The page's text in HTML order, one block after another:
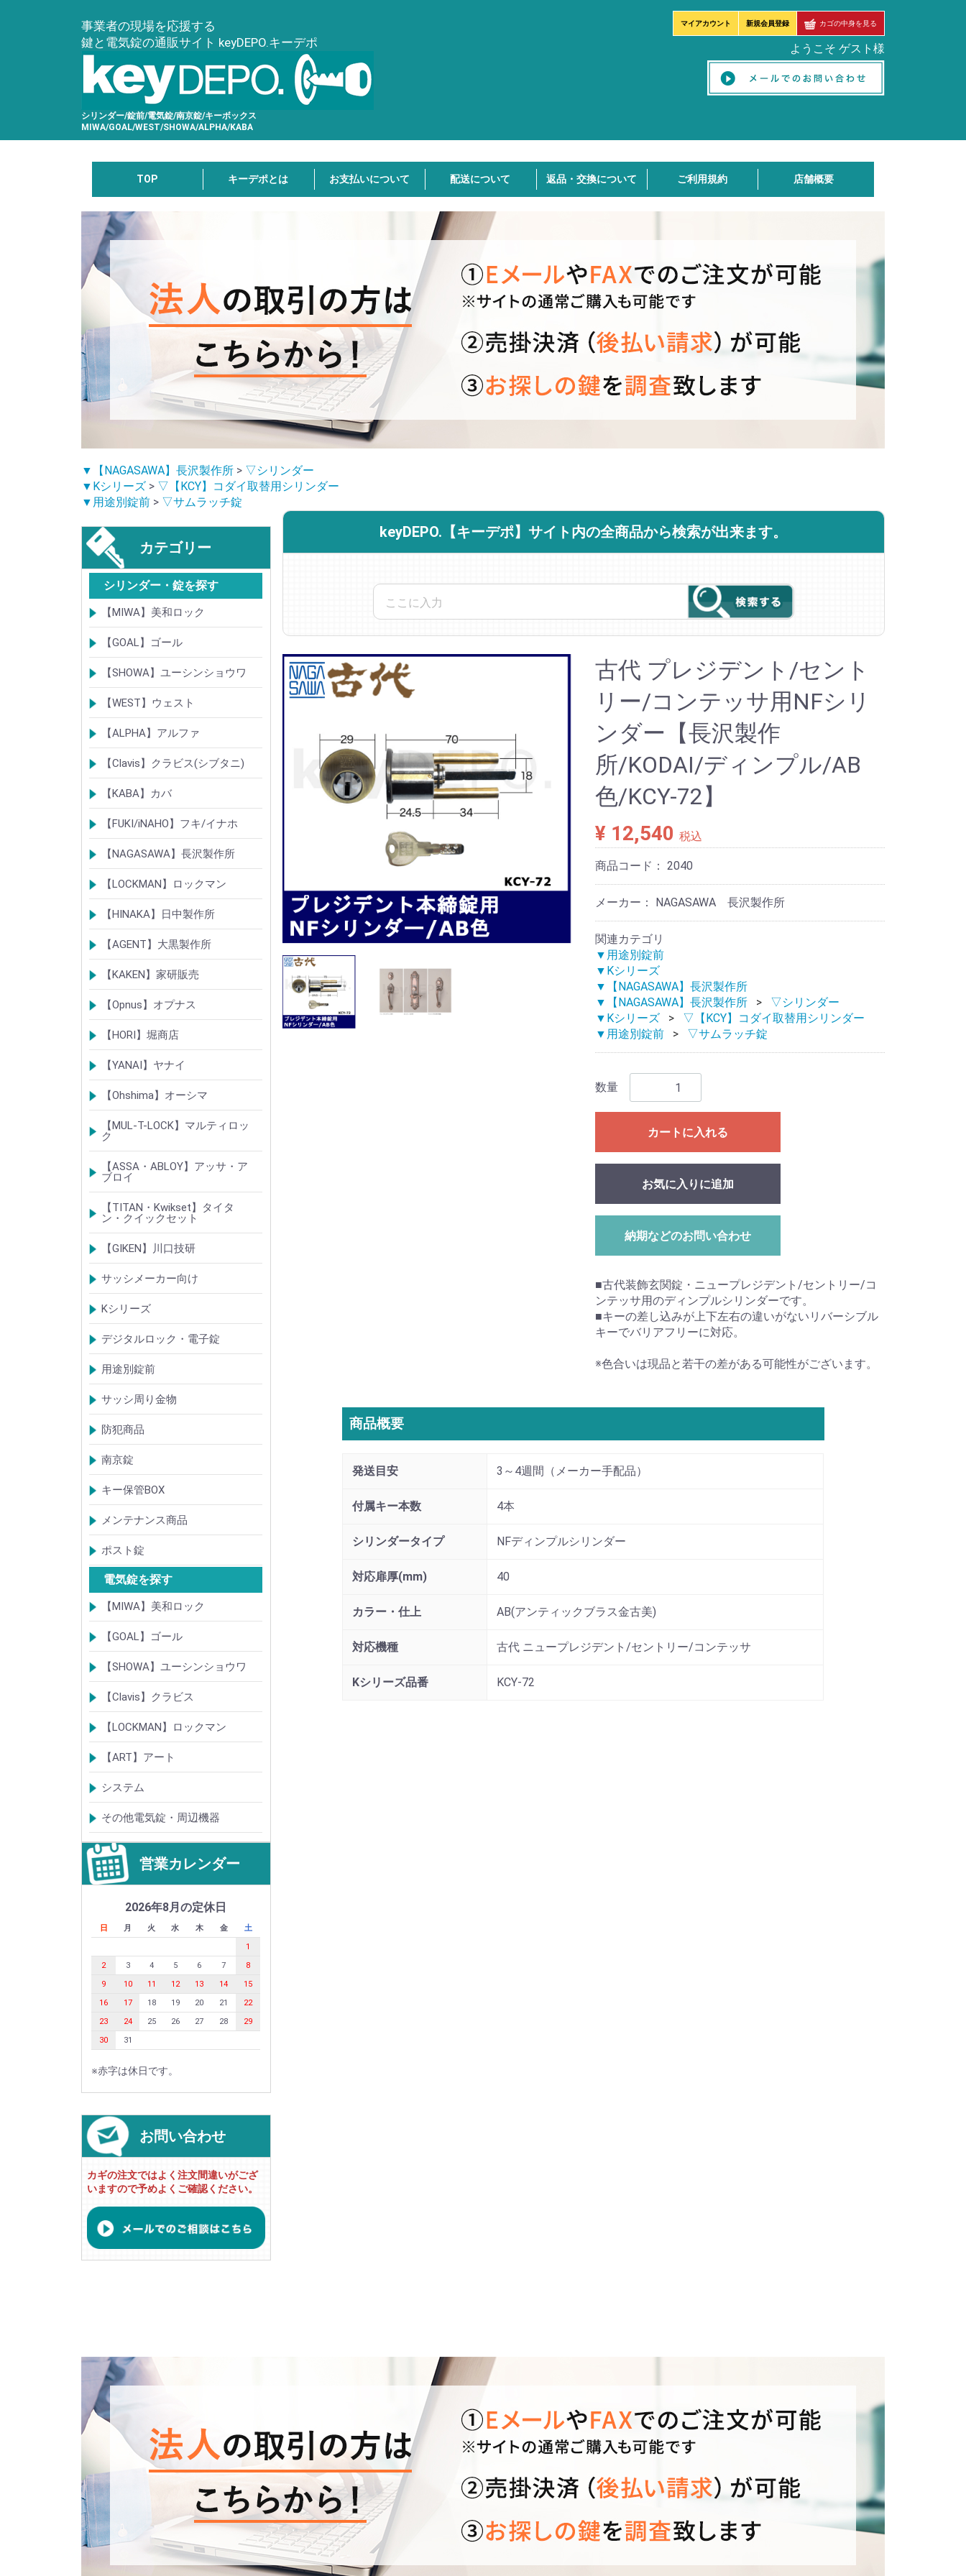
事業者の現場を応援する
鍵と電気錠の通販サイト keyDEPO.キーデポ
シリンダー/錠前/電気錠/南京錠/キーボックス
MIWA/GOAL/WEST/SHOWA/ALPHA/KABA
マイアカウント 新規会員登録 カゴの中身を見る
ようこそ ゲスト様
TOP キーデポとは お支払いについて 配送について 返品・交換について ご利用規約 店舗概要
▼【NAGASAWA】長沢製作所 > ▽シリンダー
▼Kシリーズ > ▽【KCY】コダイ取替用シリンダー
▼用途別錠前 > ▽サムラッチ錠
カテゴリー
シリンダー・錠を探す
【MIWA】美和ロック
シリンダー
レバーハンドル錠
ケースロック
モノロック
本締錠
引戸錠
引違戸錠
ガラス扉錠
補助錠
グレモン錠
自動施錠錠
面付錠
内部錠
プッシュプル錠
キーレス錠
インダストリアルロック・カムロッ
ク
ポスト錠
ハンドル
サムターン
フロントプレート
ストライク
樹脂カバー・非常カバー
交換・補修錠前
交換・補修部材
M品番特殊錠(Kシリーズ)
その他
【GOAL】ゴール
シリンダー
錠
錠前部品
その他
【SHOWA】ユーシンショウワ
シリンダー
錠
その他
【WEST】ウェスト
シリンダー
錠
その他
【ALPHA】アルファ
シリンダー
錠
南京錠
【Clavis】クラビス(シブタニ)
シリンダー
錠
【KABA】カバ
シリンダー
錠・ロック製品
【FUKI/iNAHO】フキ/イナホ
TIERKEYシリンダー
ロック製品
【NAGASAWA】長沢製作所
シリンダー
古代・古代ネオ装飾錠
KEYLEX/キーレックス
レバーハンドルシリーズ
【LOCKMAN】ロックマン
メガクロスSPシリンダー
デジタルロック
【HINAKA】日中製作所
SEPA/HDSシリンダー
SEPA・AGE・GIAロック製品
【AGENT】大黒製作所
LSシリンダー
錠・ロック製品
【KAKEN】家研販売
ベルウェーブキー
ロック製品
【Opnus】オプナス
シリンダー
ロック製品
【HORI】堀商店
シリンダー
錠・ロック製品
【YANAI】ヤナイ
Rシリーズシリンダー
ロック製品
【Ohshima】オーシマ
シリンダー
錠・ロック製品
【MUL-T-LOCK】マルティロッ
ク
シリンダー
南京錠
【ASSA・ABLOY】アッサ・ア
ブロイ
シリンダー
ロック製品
【TITAN・Kwikset】タイタ
ン・クイックセット
シリンダー
錠
【GIKEN】川口技研
錠ケース/ラッチング
室内錠シリーズ
サッシメーカー向け
TOSTEMトステム(LIXILリクシル)
新日軽
三協(立山)アルミ
YKK
ミサワホーム
セキスイ
YAMAHA
ダイワハウス
松下電工・ナショナル住宅
不二サッシ
その他
Kシリーズ
【KH】アルミサッシ用引戸錠
【M】ミワ特殊錠
【G】ゴール特殊錠
【S】ショウワ特殊錠
【R】各社特殊錠
【MCY】ミワ取替用シリンダー
【GCY】ゴール取替用シリンダー
【SCY】ショウワ取替用シリンダー
【WCY】ウェスト取替用シリンダー
【ACY】アルファ取替用シリンダー
【KCY】コダイ取替用シリンダー
【KC】クレセントシリーズ
その他Kシリーズ
デジタルロック・電子錠
扉加工あり
扉加工なし(軽微な加工)
ICキー・タグ・カード
用途別錠前
アルミサッシ玄関引戸・引違戸錠
サムラッチ錠
浴室錠
補助錠
エンジンドア錠・ガラス扉錠
ケースハンドル錠
インダストリアルロック・カムロッ
ク
サッシ周り金物
ドアガード
ドアチェーン
クレセント錠
丁番
フランス落とし
ドアクローザ
防犯商品
防犯簡易錠
防犯サムターン
ガードプレート・Lフロント
その他
南京錠
【ALPHA】アルファ
【ABUS】アバス
その他
キー保管BOX
大型キーBOX
小型キーBOX
メンテナンス商品
鍵の潤滑剤
サッシ調整ツール
ポスト錠
【Tajima(MET)】
【DAIKEN】
【コーワソニア】
【キョーワナスタ】
【リンタツ】
その他
電気錠を探す
【MIWA】美和ロック
電気錠・電気ストライク
通電金具
制御器・操作器
電材・その他
BANシリーズ
非接触キー・IDカード
Raccessシリーズ
ノンタッチシリーズ
iELシリーズ
FKL・FeliCa・MIFARE
キースイッチ
補修品・代替品
【GOAL】ゴール
電気錠
通電金具
電気錠システム製品
キースイッチ
【SHOWA】ユーシンショウワ
電気錠・電気ストライク
電気錠システム製品
キースイッチ
【Clavis】クラビス
電気錠
電気錠システム製品
Tebra(ハンズフリー)
キースイッチ
【LOCKMAN】ロックマン
電磁式電気錠
電磁錠取付ブラケット
電気錠システム製品
【ART】アート
電気錠システム
入退管理システム
システム
テンキーシステム
静脈認証システム
ICカード認証システム
その他電気錠・周辺機器
営業カレンダー
2026年8月の定休日
日 月 火 水 木 金
土
1
2
3 4 5 6 7
8
9
10 11 12 13 14
15
16
17 18 19 20 21
22
23
24 25 26 27 28
29
30
31
※赤字は休日です。
お問い合わせ
カギの注文ではよく注文間違いがござ
いますので予めよくご確認ください。
keyDEPO.【キーデポ】サイト内の全商品から検索が出来ます。
古代 プレジデント/セント
リー/コンテッサ用NFシリ
ンダー【長沢製作
所/KODAI/ディンプル/AB
色/KCY-72】
¥ 12,540 税込
商品コード： 2040
メーカー： NAGASAWA 長沢製作所
関連カテゴリ
▼用途別錠前
▼Kシリーズ
▼【NAGASAWA】長沢製作所
▼【NAGASAWA】長沢製作所
▽シリンダー
▼Kシリーズ
▽【KCY】コダイ取替用シリンダー
▼用途別錠前
▽サムラッチ錠
数量
カートに入れる
お気に入りに追加
納期などのお問い合わせ
■古代装飾玄関錠・ニュープレジデント/セントリー/コ
ンテッサ用のディンプルシリンダーです。
■キーの差し込みが上下左右の違いがないリバーシブル
キーでバリアフリーに対応。
※色合いは現品と若干の差がある可能性がございます。
商品概要
発送目安 3～4週間（メーカー手配品）
付属キー本数 4本
シリンダータイプ NFディンプルシリンダー
対応扉厚(mm) 40
カラー・仕上 AB(アンティックブラス金古美)
対応機種 古代 ニュープレジデント/セントリー/コンテッサ
Kシリーズ品番 KCY-72